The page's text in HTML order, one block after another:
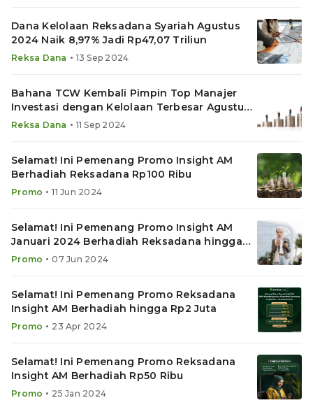
Dana Kelolaan Reksadana Syariah Agustus
2024 Naik 8,97% Jadi Rp47,07 Triliun
Reksa Dana • 13 Sep 2024
Bahana TCW Kembali Pimpin Top Manajer
Investasi dengan Kelolaan Terbesar Agustus
2024
Reksa Dana • 11 Sep 2024
Selamat! Ini Pemenang Promo Insight AM
Berhadiah Reksadana Rp100 Ribu
Promo • 11 Jun 2024
Selamat! Ini Pemenang Promo Insight AM
Januari 2024 Berhadiah Reksadana hingga
Rp2 Juta
Promo • 07 Jun 2024
Selamat! Ini Pemenang Promo Reksadana
Insight AM Berhadiah hingga Rp2 Juta
Promo • 23 Apr 2024
Selamat! Ini Pemenang Promo Reksadana
Insight AM Berhadiah Rp50 Ribu
Promo • 25 Jan 2024